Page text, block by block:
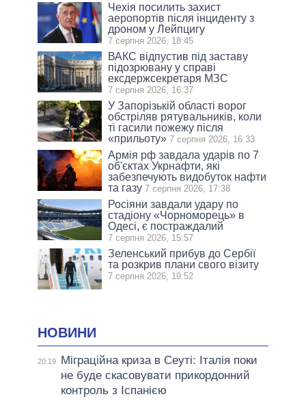
Чехія посилить захист
аеропортів після інциденту з
дроном у Лейпцигу
7 серпня 2026, 18:45
ВАКС відпустив під заставу
підозрювану у справі
ексдержсекретаря МЗС
7 серпня 2026, 16:37
У Запорізькій області ворог
обстріляв рятувальників, коли
ті гасили пожежу після
«прильоту» 7 серпня 2026, 16:33
Армія рф завдала ударів по 7
об'єктах Укрнафти, які
забезпечують видобуток нафти
та газу 7 серпня 2026, 17:38
Росіяни завдали удару по
стадіону «Чорноморець» в
Одесі, є постраждалий
7 серпня 2026, 15:57
Зеленський прибув до Сербії
та розкрив плани свого візиту
7 серпня 2026, 19:52
НОВИНИ
20:19
Міграційна криза в Сеуті: Італія поки
не буде скасовувати прикордонний
контроль з Іспанією